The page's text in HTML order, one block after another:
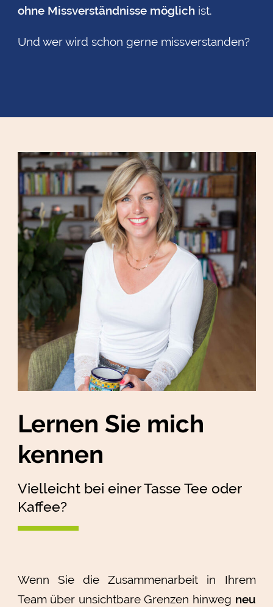
ohne Missverständnisse möglichist.
Und wer wird schon gerne missverstanden?
Lernen Sie mich
kennen
Vielleicht bei einer Tasse Tee oder
Kaffee?
Wenn Sie die Zusammenarbeit in Ihrem
Team über unsichtbare Grenzen hinweg neu